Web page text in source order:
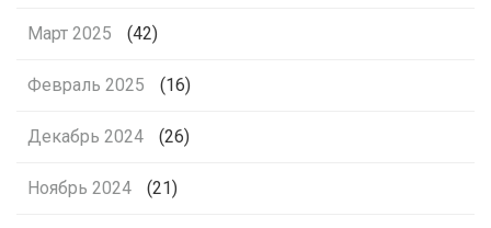
Март 2025 (42)
Февраль 2025 (16)
Декабрь 2024 (26)
Ноябрь 2024 (21)